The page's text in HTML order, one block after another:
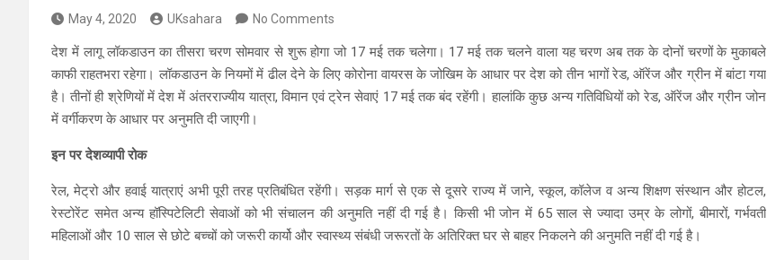
May 4, 2020 UKsahara No Comments
देश में लागू लॉकडाउन का तीसरा चरण सोमवार से शुरू होगा जो 17 मई तक चलेगा। 17 मई तक चलने वाला यह चरण अब तक के दोनों चरणों के मुकाबले
काफी राहतभरा रहेगा। लॉकडाउन के नियमों में ढील देने के लिए कोरोना वायरस के जोखिम के आधार पर देश को तीन भागों रेड, ऑरेंज और ग्रीन में बांटा गया
है। तीनों ही श्रेणियों में देश में अंतरराज्यीय यात्रा, विमान एवं ट्रेन सेवाएं 17 मई तक बंद रहेंगी। हालांकि कुछ अन्य गतिविधियों को रेड, ऑरेंज और ग्रीन जोन
में वर्गीकरण के आधार पर अनुमति दी जाएगी।
इन पर देशव्यापी रोक
रेल, मेट्रो और हवाई यात्राएं अभी पूरी तरह प्रतिबंधित रहेंगी। सड़क मार्ग से एक से दूसरे राज्य में जाने, स्कूल, कॉलेज व अन्य शिक्षण संस्थान और होटल,
रेस्टोरेंट समेत अन्य हॉस्पिटेलिटी सेवाओं को भी संचालन की अनुमति नहीं दी गई है। किसी भी जोन में 65 साल से ज्यादा उम्र के लोगों, बीमारों, गर्भवती
महिलाओं और 10 साल से छोटे बच्चों को जरूरी कार्यो और स्वास्थ्य संबंधी जरूरतों के अतिरिक्त घर से बाहर निकलने की अनुमति नहीं दी गई है।